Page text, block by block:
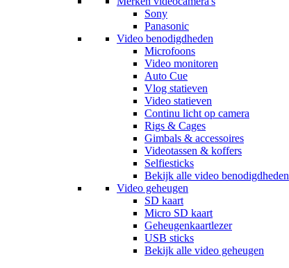
Sony
Panasonic
Video benodigdheden
Microfoons
Video monitoren
Auto Cue
Vlog statieven
Video statieven
Continu licht op camera
Rigs & Cages
Gimbals & accessoires
Videotassen & koffers
Selfiesticks
Bekijk alle video benodigdheden
Video geheugen
SD kaart
Micro SD kaart
Geheugenkaartlezer
USB sticks
Bekijk alle video geheugen